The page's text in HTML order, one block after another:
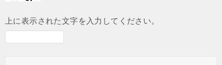
上に表示された文字を入力してください。